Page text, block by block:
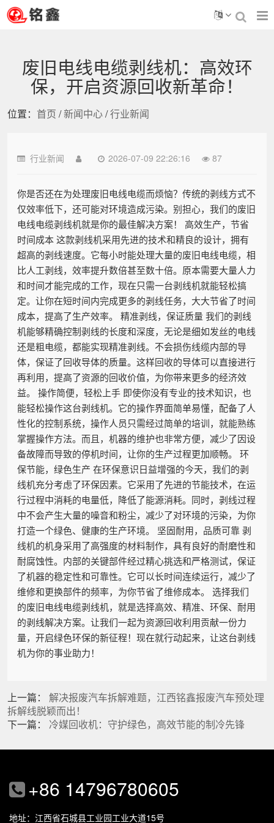
废旧电线电缆剥线机：高效环
保，开启资源回收新革命！
位置： 首页 /新闻中心/行业新闻
行业新闻 2026-07-09 22:26:16 87
你是否还在为处理废旧电线电缆而烦恼？传统的剥线方式不
仅效率低下，还可能对环境造成污染。别担心，我们的废旧
电线电缆剥线机就是你的最佳解决方案！ 高效生产，节省
时间成本 这款剥线机采用先进的技术和精良的设计，拥有
超高的剥线速度。它每小时能处理大量的废旧电线电缆，相
比人工剥线，效率提升数倍甚至数十倍。原本需要大量人力
和时间才能完成的工作，现在只需一台剥线机就能轻松搞
定。让你在短时间内完成更多的剥线任务，大大节省了时间
成本，提高了生产效率。 精准剥线，保证质量 我们的剥线
机能够精确控制剥线的长度和深度，无论是细如发丝的电线
还是粗电缆，都能实现精准剥线。不会损伤线缆内部的导
体，保证了回收导体的质量。这样回收的导体可以直接进行
再利用，提高了资源的回收价值，为你带来更多的经济效
益。 操作简便，轻松上手 即使你没有专业的技术知识，也
能轻松操作这台剥线机。它的操作界面简单易懂，配备了人
性化的控制系统，操作人员只需经过简单的培训，就能熟练
掌握操作方法。而且，机器的维护也非常方便，减少了因设
备故障而导致的停机时间，让你的生产过程更加顺畅。 环
保节能，绿色生产 在环保意识日益增强的今天，我们的剥
线机充分考虑了环保因素。它采用了先进的节能技术，在运
行过程中消耗的电量低，降低了能源消耗。同时，剥线过程
中不会产生大量的噪音和粉尘，减少了对环境的污染，为你
打造一个绿色、健康的生产环境。 坚固耐用，品质可靠 剥
线机的机身采用了高强度的材料制作，具有良好的耐磨性和
耐腐蚀性。内部的关键部件经过精心挑选和严格测试，保证
了机器的稳定性和可靠性。它可以长时间连续运行，减少了
维修和更换部件的频率，为你节省了维修成本。 选择我们
的废旧电线电缆剥线机，就是选择高效、精准、环保、耐用
的剥线解决方案。让我们一起为资源回收利用贡献一份力
量，开启绿色环保的新征程！现在就行动起来，让这台剥线
机为你的事业助力！
上一篇： 解决报废汽车拆解难题，江西铭鑫报废汽车预处理
拆解线脱颖而出！
下一篇： 冷媒回收机：守护绿色，高效节能的制冷先锋
+86 14796780605
地址：江西省石城县工业园工业大道15号